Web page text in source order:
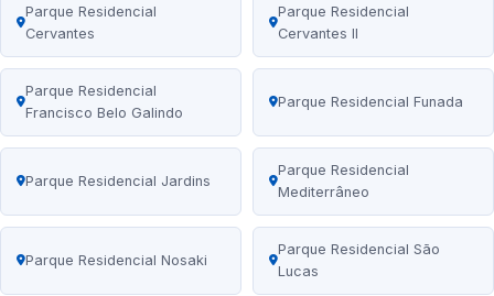
Parque Residencial
Cervantes
Parque Residencial
Cervantes II
Parque Residencial
Francisco Belo Galindo
Parque Residencial Funada
Parque Residencial Jardins
Parque Residencial
Mediterrâneo
Parque Residencial Nosaki
Parque Residencial São
Lucas